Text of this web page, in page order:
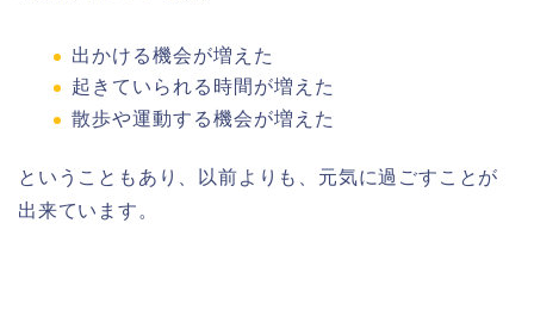
出かける機会が増えた
起きていられる時間が増えた
散歩や運動する機会が増えた
ということもあり、以前よりも、元気に過ごすことが
出来ています。